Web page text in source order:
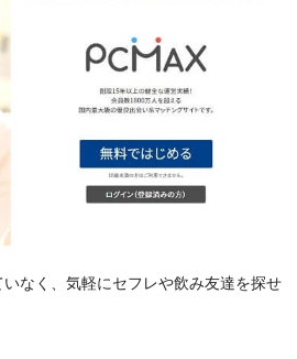
なく、気軽にセフレや飲み友達を探せ